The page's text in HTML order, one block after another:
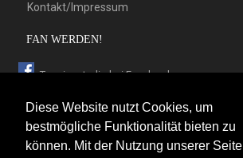
Diese Website nutzt Cookies, um
bestmögliche Funktionalität bieten zu
können. Mit der Nutzung unserer Seite
Kontakt/Impressum
FAN WERDEN!
Trauringstudio bei Facebook
Trauringstudio bei Twitter
Trauringstudio bei Pinterest